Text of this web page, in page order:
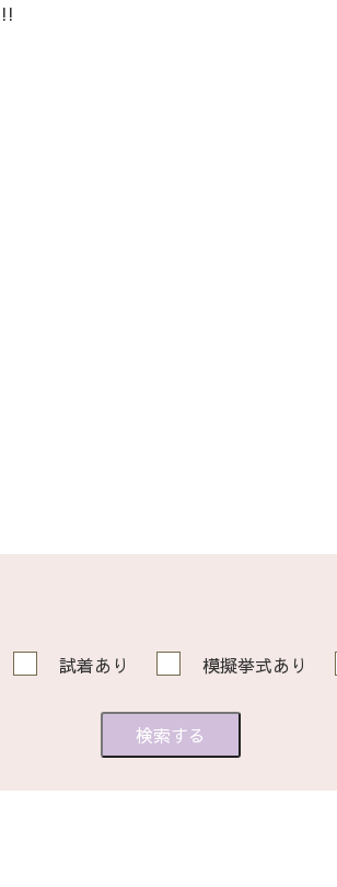
試着あり 模擬挙式あり